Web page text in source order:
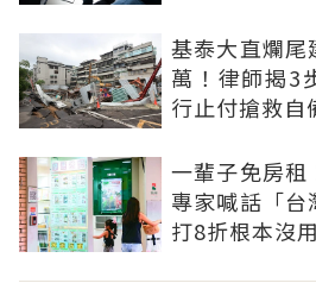
基泰大直爛尾
萬！律師揭3
行止付搶救自
一輩子免房租
專家喊話「
打8折根本沒用